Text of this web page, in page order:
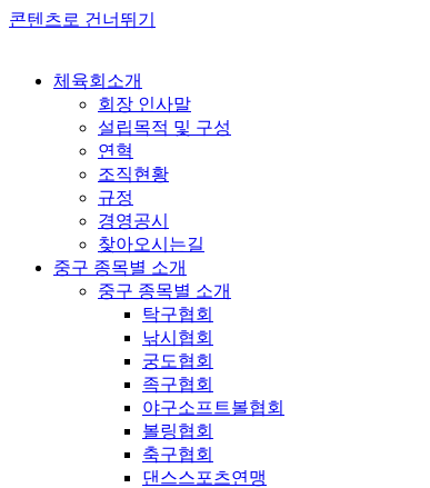
콘텐츠로 건너뛰기
체육회소개
회장 인사말
설립목적 및 구성
연혁
조직현황
규정
경영공시
찾아오시는길
중구 종목별 소개
중구 종목별 소개
탁구협회
낚시협회
궁도협회
족구협회
야구소프트볼협회
볼링협회
축구협회
댄스스포츠연맹